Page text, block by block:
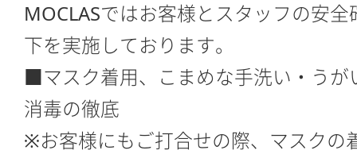
MOCLASではお客様とスタッフの安
下を実施しております。
■マスク着用、こまめな手洗い・うが
消毒の徹底
※お客様にもご打合せの際、マスクの